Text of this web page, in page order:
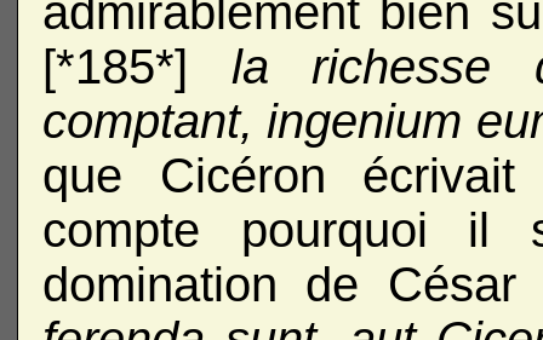
admirablement bien
[*185*] la richesse
comptant, ingenium
que Cicéron
compte pourquoi il
domination de